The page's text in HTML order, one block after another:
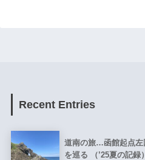
Recent Entries
道南の旅…函館起点左
を巡る （’25夏の記録）